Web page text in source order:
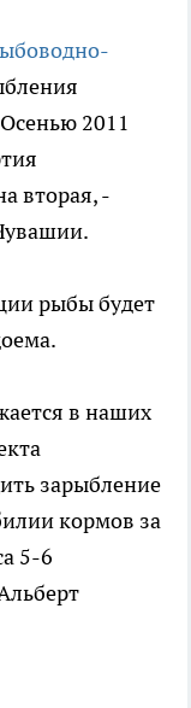
2011
вторая, -
рыбы будет
в наших
зарыбление
кормов за
5-6